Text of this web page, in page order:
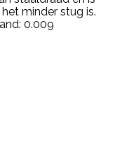
minder stug is.
0.009